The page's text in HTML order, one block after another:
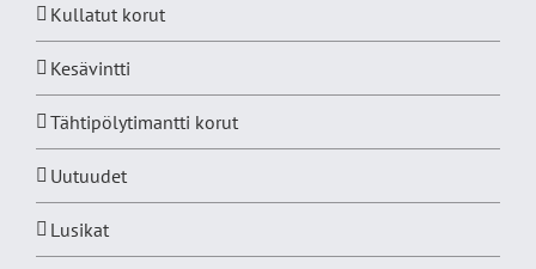
Kullatut korut
Kesävintti
Tähtipölytimantti korut
Uutuudet
Lusikat